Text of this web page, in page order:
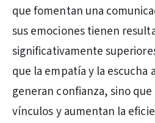
que fomentan una
sus emociones tienen
significativamente
que la empatía y la escucha
generan confianza, sino
vínculos y aumentan la